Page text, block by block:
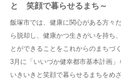
と 笑顔で暮らせるまち～
飯塚市では、健康に関心がある方々
ら脱却し、健康かつ生きがいを持ち
とができることをこれからのまちづ
3月に「いいづか健幸都市基本計画
いきいきと笑顔で暮らせるまちをめ